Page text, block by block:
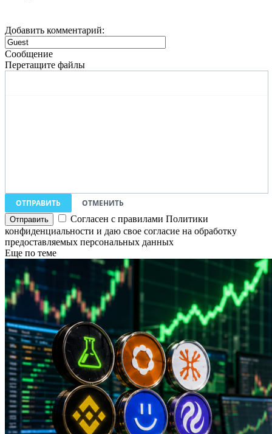
Добавить комментарий:
Сообщение
Перетащите файлы
ОТПРАВИТЬ
ОТМЕНИТЬ
Согласен с правилами Политики
конфиденциальности и даю свое согласие на обработку
предоставляемых персональных данных
Еще по теме